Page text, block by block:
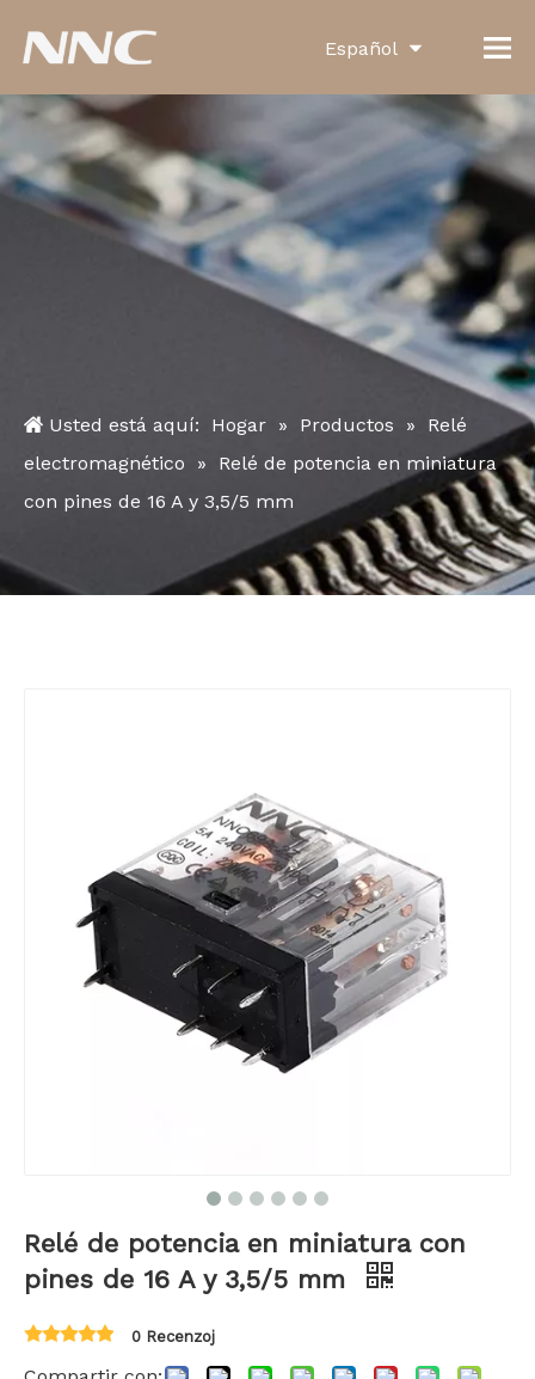
Español
Français
Português
Deutsch
한국어
Türk dili
Bahasa indonesia
Usted está aquí: Hogar » Productos »
Relé
electromagnético
»
Relé de potencia en miniatura
con pines de 16 A y 3,5/5 mm
Relé de potencia en miniatura con
pines de 16 A y 3,5/5 mm
0 Recenzoj